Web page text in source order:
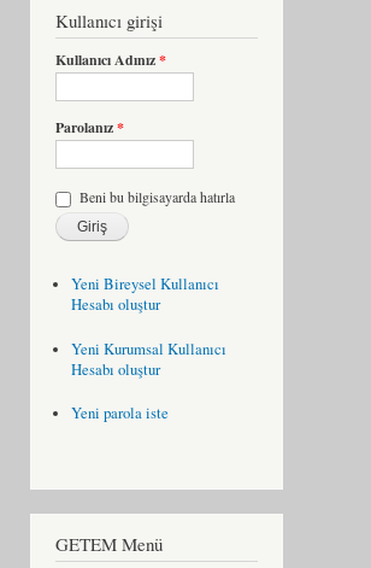
Kullanıcı girişi
Kullanıcı Adınız*
Parolanız*
Beni bu bilgisayarda hatırla
Yeni Bireysel Kullanıcı
Hesabı oluştur
Yeni Kurumsal Kullanıcı
Hesabı oluştur
Yeni parola iste
GETEM Menü